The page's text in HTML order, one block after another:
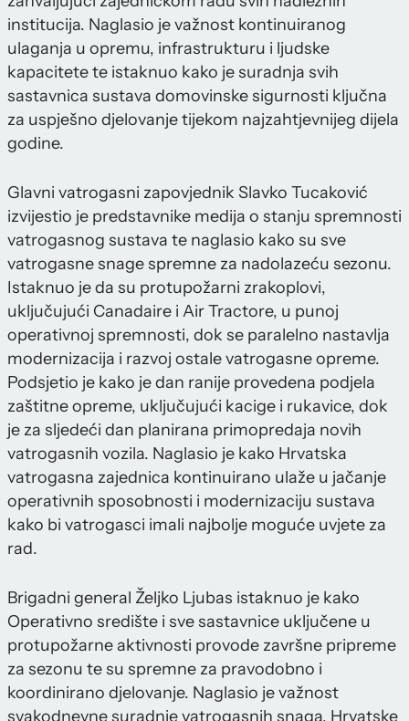
institucija. Naglasio je važnost kontinuiranog
ulaganja u opremu, infrastrukturu i ljudske
kapacitete te istaknuo kako je suradnja svih
sastavnica sustava domovinske sigurnosti ključna
za uspješno djelovanje tijekom najzahtjevnijeg dijela
godine.
Glavni vatrogasni zapovjednik Slavko Tucaković
izvijestio je predstavnike medija o stanju spremnosti
vatrogasnog sustava te naglasio kako su sve
vatrogasne snage spremne za nadolazeću sezonu.
Istaknuo je da su protupožarni zrakoplovi,
uključujući Canadaire i Air Tractore, u punoj
operativnoj spremnosti, dok se paralelno nastavlja
modernizacija i razvoj ostale vatrogasne opreme.
Podsjetio je kako je dan ranije provedena podjela
zaštitne opreme, uključujući kacige i rukavice, dok
je za sljedeći dan planirana primopredaja novih
vatrogasnih vozila. Naglasio je kako Hrvatska
vatrogasna zajednica kontinuirano ulaže u jačanje
operativnih sposobnosti i modernizaciju sustava
kako bi vatrogasci imali najbolje moguće uvjete za
rad.
Brigadni general Željko Ljubas istaknuo je kako
Operativno središte i sve sastavnice uključene u
protupožarne aktivnosti provode završne pripreme
za sezonu te su spremne za pravodobno i
koordinirano djelovanje. Naglasio je važnost
svakodnevne suradnje vatrogasnih snaga, Hrvatske